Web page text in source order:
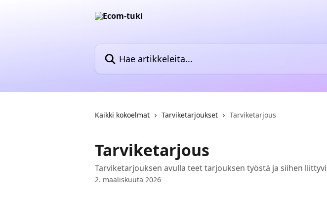
Kaikki kokoelmat Tarviketarjoukset Tarviketarjous
Tarviketarjous
Tarviketarjouksen avulla teet tarjouksen työstä ja siihen
2. maaliskuuta 2026